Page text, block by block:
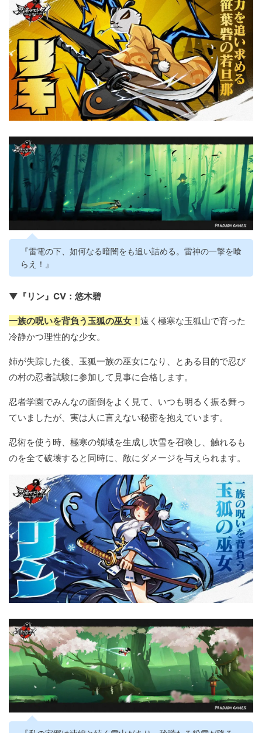
『雷電の下、如何なる暗闇をも追い詰める。雷神の一撃を喰
らえ！』
▼『リン』CV：悠木碧
一族の呪いを背負う玉狐の巫女！ 遠く極寒な玉狐山で育った
冷静かつ理性的な少女。
姉が失踪した後、玉狐一族の巫女になり、とある目的で忍び
の村の忍者試験に参加して見事に合格します。
忍者学園でみんなの面倒をよく見て、いつも明るく振る舞っ
ていましたが、実は人に言えない秘密を抱えています。
忍術を使う時、極寒の領域を生成し吹雪を召喚し、触れるも
のを全て破壊すると同時に、敵にダメージを与えられます。